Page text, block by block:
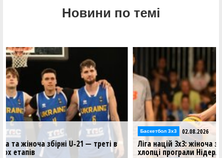
Новини по темі
в
Баскетбол 3х3 02.08.2026
Ліга націй 3х3: жіноча збірна U-21 зіграла у фіналі,
хлопці програли Нідерландам